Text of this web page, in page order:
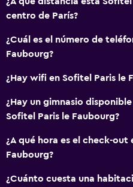
centro de París?
¿Cuál es el número de
Faubourg?
¿Hay wifi en Sofitel Paris le
¿Hay un gimnasio
Sofitel Paris le Faubourg?
¿A qué hora es el check-out
Faubourg?
¿Cuánto cuesta una